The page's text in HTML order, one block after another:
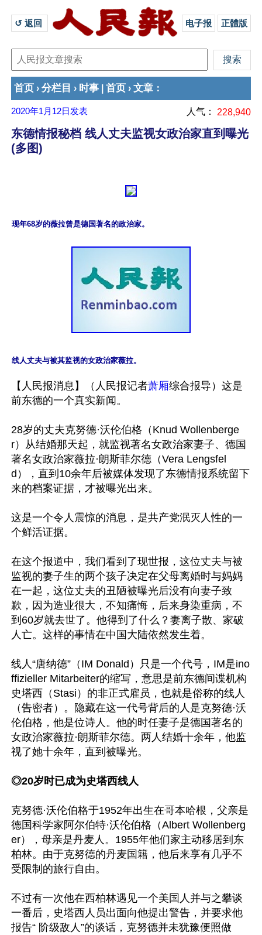
↺ 返回 电子报 正體版
首页 › 分栏目 › 时事 首页 › 文章 ：
2020年1月12日 发表 人气： 228,940
东德情报秘档 线人丈夫监视女政治家直到曝光
(多图)
现年68岁的薇拉曾是德国著名的政治家。
线人丈夫与被其监视的女政治家薇拉。
【人民报消息】（人民报记者萧厢综合报导）这是
前东德的一个真实新闻。
28岁的丈夫克努德·沃伦伯格（Knud Wollenberge
r）从结婚那天起，就监视著名女政治家妻子、德国
著名女政治家薇拉·朗斯菲尔德（Vera Lengsfel
d），直到10余年后被媒体发现了东德情报系统留下
来的档案证据，才被曝光出来。
这是一个令人震惊的消息，是共产党泯灭人性的一
个鲜活证据。
在这个报道中，我们看到了现世报，这位丈夫与被
监视的妻子生的两个孩子决定在父母离婚时与妈妈
在一起，这位丈夫的丑陋被曝光后没有向妻子致
歉，因为造业很大，不知痛悔，后来身染重病，不
到60岁就去世了。他得到了什么？妻离子散、家破
人亡。这样的事情在中国大陆依然发生着。
线人“唐纳德”（IM Donald）只是一个代号，IM是ino
ffizieller Mitarbeiter的缩写，意思是前东德间谍机构
史塔西（Stasi）的非正式雇员，也就是俗称的线人
（告密者）。隐藏在这一代号背后的人是克努德·沃
伦伯格，他是位诗人。他的时任妻子是德国著名的
女政治家薇拉·朗斯菲尔德。两人结婚十余年，他监
视了她十余年，直到被曝光。
◎20岁时已成为史塔西线人
克努德·沃伦伯格于1952年出生在哥本哈根，父亲是
德国科学家阿尔伯特·沃伦伯格（Albert Wollenberg
er），母亲是丹麦人。1955年他们家主动移居到东
柏林。由于克努德的丹麦国籍，他后来享有几乎不
受限制的旅行自由。
不过有一次他在西柏林遇见一个美国人并与之攀谈
一番后，史塔西人员出面向他提出警告，并要求他
报告“ 阶级敌人”的谈话，克努德并未犹豫便照做